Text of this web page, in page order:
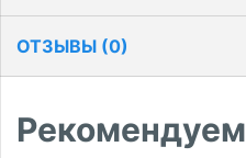
ОТЗЫВЫ (0)
Рекомендуем